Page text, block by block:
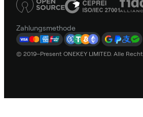
Zahlungsmethode
© 2019–Present ONEKEY LIMITED. Alle